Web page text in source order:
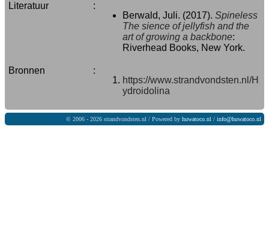
Literatuur
:
Berwald, Juli. (2017). Spineless
The sience of jellyfish and the
art of growing a backbone:
Riverhead Books, New York.
Bronnen
:
https://www.strandvondsten.nl/H
ydroidolina
© 2006 - 2026 strandvondsten.nl / Powered by huwatoco.nl / info@huwatoco.nl